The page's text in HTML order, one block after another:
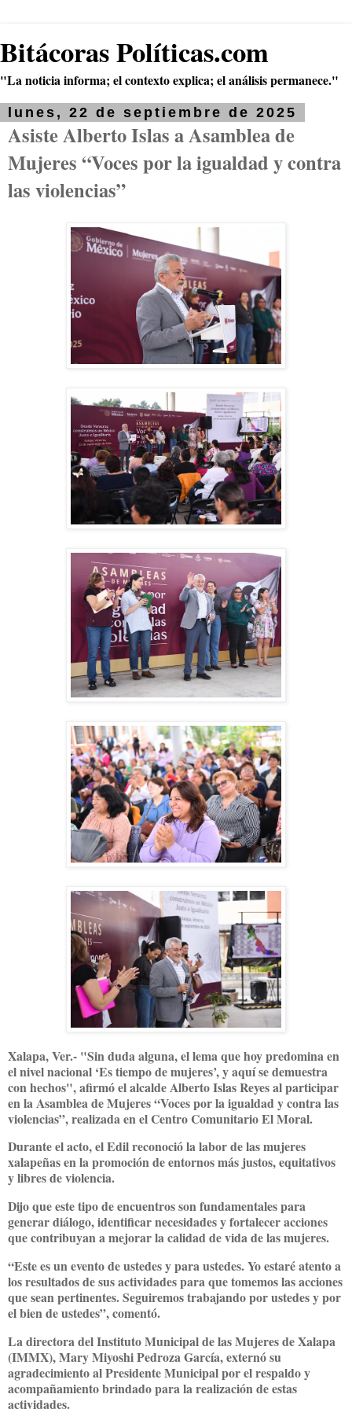
Bitácoras Políticas.com
"La noticia informa; el contexto explica; el análisis permanece."
lunes, 22 de septiembre de 2025
Asiste Alberto Islas a Asamblea de
Mujeres “Voces por la igualdad y contra
las violencias”
Xalapa, Ver.- "Sin duda alguna, el lema que hoy predomina en
el nivel nacional ‘Es tiempo de mujeres’, y aquí se demuestra
con hechos", afirmó el alcalde Alberto Islas Reyes al participar
en la Asamblea de Mujeres “Voces por la igualdad y contra las
violencias”, realizada en el Centro Comunitario El Moral.
Durante el acto, el Edil reconoció la labor de las mujeres
xalapeñas en la promoción de entornos más justos, equitativos
y libres de violencia.
Dijo que este tipo de encuentros son fundamentales para
generar diálogo, identificar necesidades y fortalecer acciones
que contribuyan a mejorar la calidad de vida de las mujeres.
“Este es un evento de ustedes y para ustedes. Yo estaré atento a
los resultados de sus actividades para que tomemos las acciones
que sean pertinentes. Seguiremos trabajando por ustedes y por
el bien de ustedes”, comentó.
La directora del Instituto Municipal de las Mujeres de Xalapa
(IMMX), Mary Miyoshi Pedroza García, externó su
agradecimiento al Presidente Municipal por el respaldo y
acompañamiento brindado para la realización de estas
actividades.